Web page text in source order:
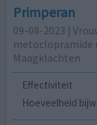
Primperan
09-08-2023 |
Maagklachten
Effectiviteit
Hoeveelheid